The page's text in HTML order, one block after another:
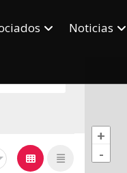
Noticias
+
-